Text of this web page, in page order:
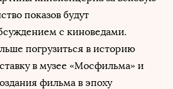
показов будут
с киноведами.
погрузиться в историю
в музее «Мосфильма» и
фильма в эпоху